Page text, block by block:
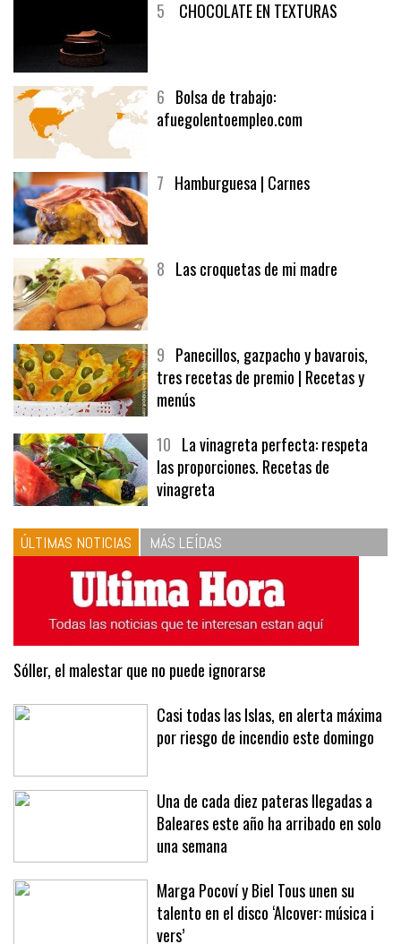
6Bolsa de trabajo:
9Panecillos, gazpacho y bavarois,
tres recetas de premio | Recetas y
menús
10La vinagreta perfecta: respeta
las proporciones. Recetas de
vinagreta
ÚLTIMAS NOTICIAS MÁS LEÍDAS
Sóller, el malestar que no puede ignorarse
Casi todas las Islas, en alerta máxima
Una de cada diez pateras llegadas a
Baleares este año ha arribado en solo
una semana
Marga Pocoví y Biel Tous unen su